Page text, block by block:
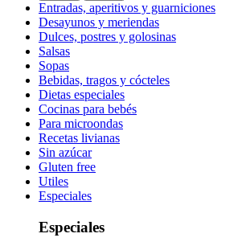
Entradas, aperitivos y guarniciones
Desayunos y meriendas
Dulces, postres y golosinas
Salsas
Sopas
Bebidas, tragos y cócteles
Dietas especiales
Cocinas para bebés
Para microondas
Recetas livianas
Sin azúcar
Gluten free
Utiles
Especiales
Especiales